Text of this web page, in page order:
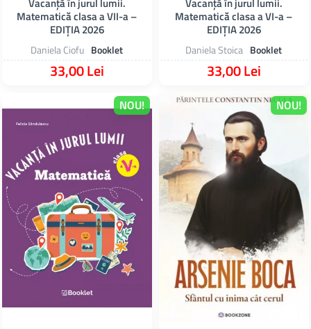
Daniela Ciofu Booklet
Matematică clasa a VII-a –
EDIȚIA 2026
33,00 Lei
Daniela Stoica Booklet
Matematică clasa a VI-a –
EDIȚIA 2026
33,00 Lei
NOU! NOU!